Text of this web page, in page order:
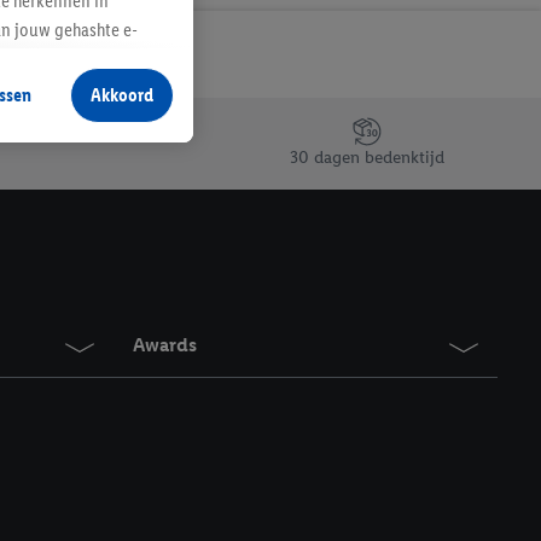
30 dagen bedenktijd
Awards
jouw gehashte e-
producten waarin je
te plaatsen
verschillende
kunnen worden
vergelijkbare
in te
Akkoord